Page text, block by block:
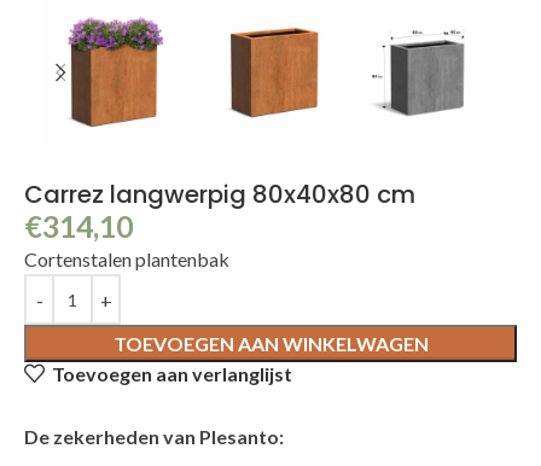
Carrez langwerpig 80x40x80 cm
€314,10
Cortenstalen plantenbak
TOEVOEGEN AAN WINKELWAGEN
Toevoegen aan verlanglijst
De zekerheden van Plesanto: